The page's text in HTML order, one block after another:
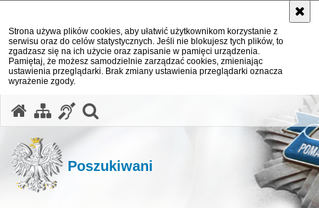
Strona używa plików cookies, aby ułatwić użytkownikom korzystanie z
serwisu oraz do celów statystycznych. Jeśli nie blokujesz tych plików, to
zgadzasz się na ich użycie oraz zapisanie w pamięci urządzenia.
Pamiętaj, że możesz samodzielnie zarządzać cookies, zmieniając
ustawienia przeglądarki. Brak zmiany ustawienia przeglądarki oznacza
wyrażenie zgody.
Poszukiwani